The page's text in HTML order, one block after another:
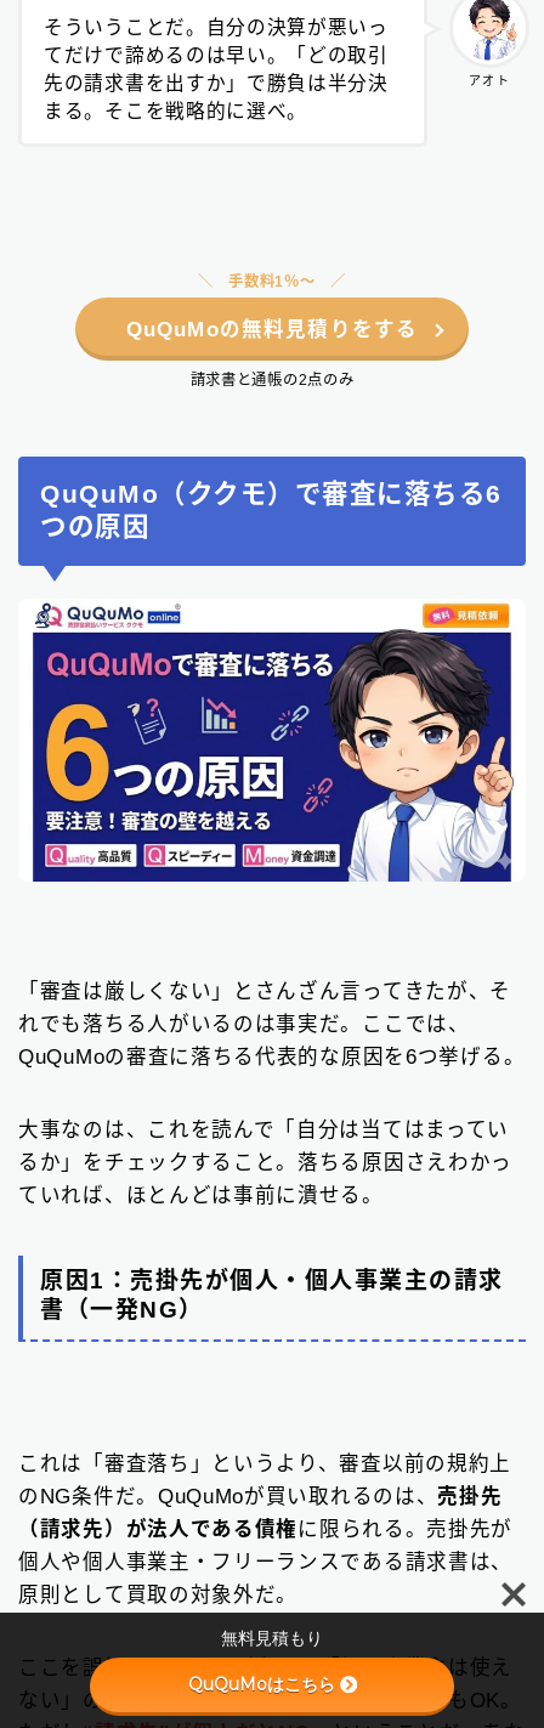
Follow Me
アオト
そういうことだ。自分の決算が悪いっ
てだけで諦めるのは早い。「どの取引
先の請求書を出すか」で勝負は半分決
まる。そこを戦略的に選べ。
手数料1％〜
QuQuMoの無料見積りをする
請求書と通帳の2点のみ
QuQuMo（ククモ）で審査に落ちる6
つの原因
「審査は厳しくない」とさんざん言ってきたが、そ
れでも落ちる人がいるのは事実だ。ここでは、
QuQuMoの審査に落ちる代表的な原因を6つ挙げる。
大事なのは、これを読んで「自分は当てはまってい
るか」をチェックすること。落ちる原因さえわかっ
ていれば、ほとんどは事前に潰せる。
原因1：売掛先が個人・個人事業主の請求
書（一発NG）
これは「審査落ち」というより、審査以前の規約上
のNG条件だ。QuQuMoが買い取れるのは、 売掛先
（請求先）が法人である債権 に限られる。売掛先が
個人や個人事業主・フリーランスである請求書は、
原則として買取の対象外だ。
ここを誤解している人が多い。「個人事業主は使え
ない」のではなく、「申込者は個人事業主でもOK。
無料見積もり
QuQuMoはこちら